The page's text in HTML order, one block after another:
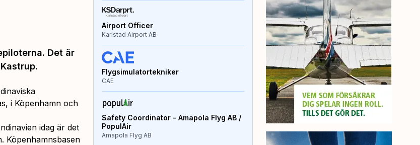
Det är
i Köpenhamn och
idag är det
Köpenhamnsbasen
Airport Officer
Karlstad Airport AB
Flygsimulatortekniker
CAE
Safety Coordinator – Amapola Flyg AB /
PopulAir
Amapola Flyg AB